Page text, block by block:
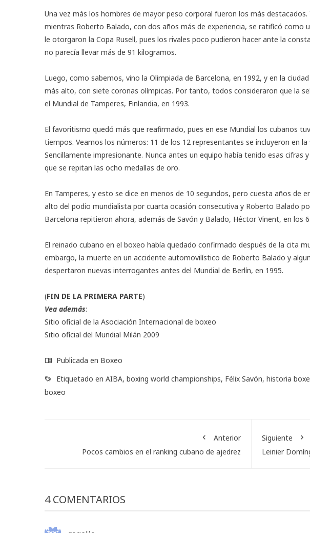
Una vez más los hombres de mayor peso corporal fueron los más
mientras Roberto Balado, con dos años más de experiencia, se ratificó como
le otorgaron la Copa Rusell, pues los rivales poco pudieron hacer ante la
no parecía llevar más de 91 kilogramos.
Luego, como sabemos, vino la Olimpiada de Barcelona, en 1992, y en la
más alto, con siete coronas olímpicas. Por tanto, todos consideraron que la
el Mundial de Tamperes, Finlandia, en 1993.
El favoritismo quedó más que reafirmado, pues en ese Mundial los cubanos
tiempos. Veamos los números: 11 de los 12 representantes se incluyeron en
Sencillamente impresionante. Nunca antes un equipo había tenido esas cifras
que se repitan las ocho medallas de oro.
En Tamperes, y esto se dice en menos de 10 segundos, pero cuesta años de
alto del podio mundialista por cuarta ocasión consecutiva y Roberto Balado
Barcelona repitieron ahora, además de Savón y Balado, Héctor Vinent, en los
El reinado cubano en el boxeo había quedado confirmado después de la cita
embargo, la muerte en un accidente automovilístico de Roberto Balado y
despertaron nuevas interrogantes antes del Mundial de Berlín, en 1995.
(FIN DE LA PRIMERA PARTE)
Vea además:
Sitio oficial de la Asociación Internacional de boxeo
Sitio oficial del Mundial Milán 2009
Publicada en Boxeo
Etiquetado en AIBA, boxing world championships, Félix Savón, historia
boxeo
Anterior
Pocos cambios en el ranking cubano de ajedrez
Siguiente
Leinier
4 COMENTARIOS